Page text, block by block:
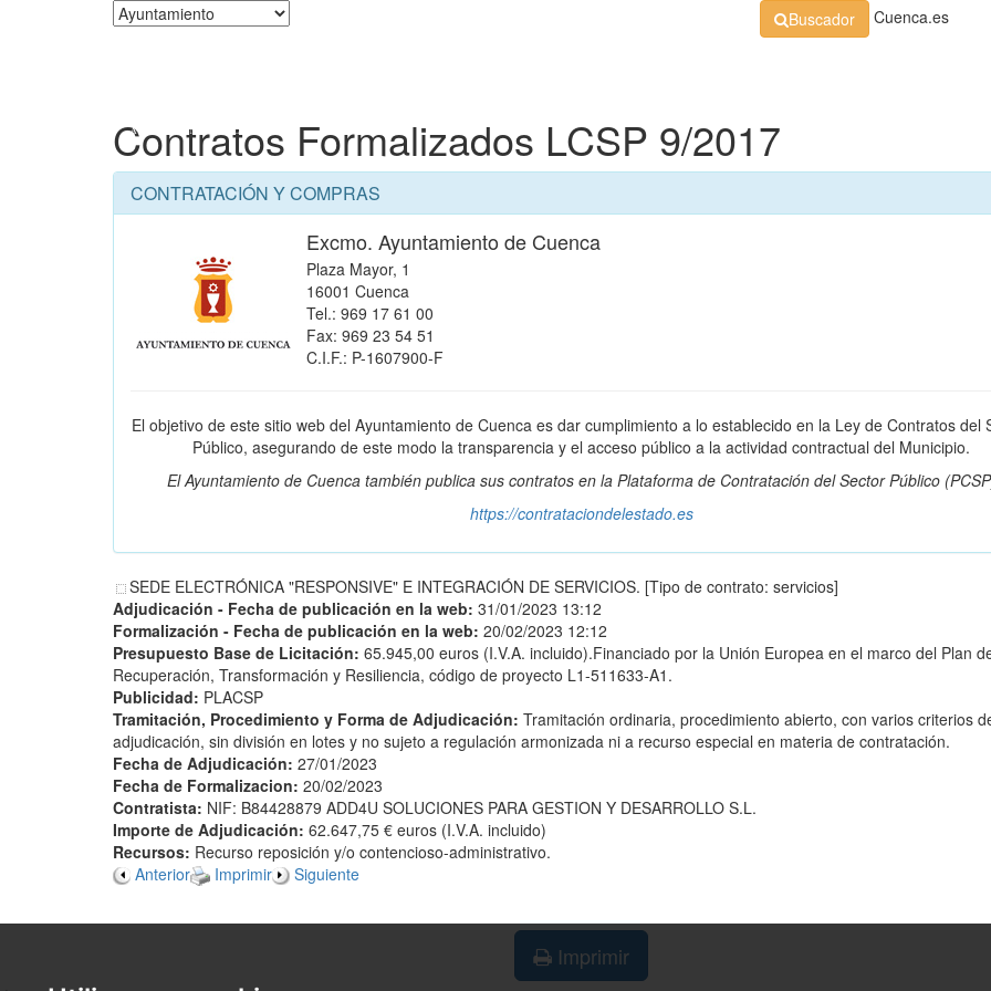
Buscador Cuenca.es
Contratos Formalizados LCSP 9/2017
CONTRATACIÓN Y COMPRAS
Excmo. Ayuntamiento de Cuenca
Plaza Mayor, 1
16001 Cuenca
Tel.: 969 17 61 00
Fax: 969 23 54 51
C.I.F.: P-1607900-F
El objetivo de este sitio web del Ayuntamiento de Cuenca es dar cumplimiento a lo establecido en la Ley de Contratos del
Público, asegurando de este modo la transparencia y el acceso público a la actividad contractual del Municipio.
El Ayuntamiento de Cuenca también publica sus contratos en la Plataforma de Contratación del Sector Público
https://contrataciondelestado.es
SEDE ELECTRÓNICA "RESPONSIVE" E INTEGRACIÓN DE SERVICIOS. [Tipo de contrato: servicios]
Adjudicación - Fecha de publicación en la web: 31/01/2023 13:12
Formalización - Fecha de publicación en la web: 20/02/2023 12:12
Presupuesto Base de Licitación: 65.945,00 euros (I.V.A. incluido).Financiado por la Unión Europea en el marco del Plan
Recuperación, Transformación y Resiliencia, código de proyecto L1-511633-A1.
Publicidad: PLACSP
Tramitación, Procedimiento y Forma de Adjudicación: Tramitación ordinaria, procedimiento abierto, con varios criterios
adjudicación, sin división en lotes y no sujeto a regulación armonizada ni a recurso especial en materia de contratación.
Fecha de Adjudicación: 27/01/2023
Fecha de Formalizacion: 20/02/2023
Contratista: NIF: B84428879 ADD4U SOLUCIONES PARA GESTION Y DESARROLLO S.L.
Importe de Adjudicación: 62.647,75 € euros (I.V.A. incluido)
Recursos: Recurso reposición y/o contencioso-administrativo.
Anterior
Imprimir Siguiente
Imprimir